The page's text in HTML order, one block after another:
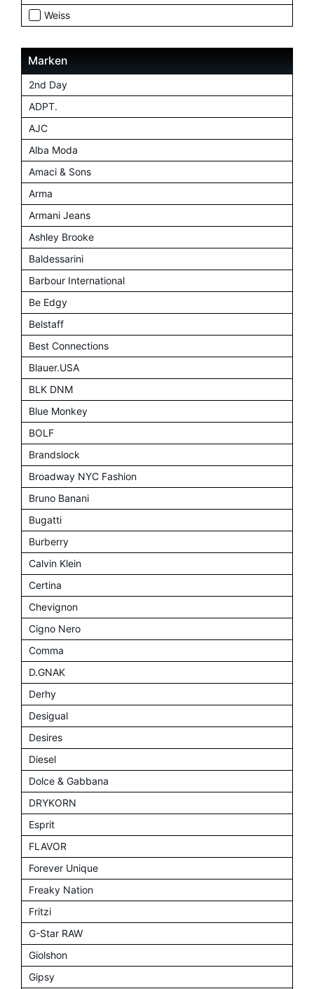
Weiss
Marken
2nd Day
ADPT.
AJC
Alba Moda
Amaci & Sons
Arma
Armani Jeans
Ashley Brooke
Baldessarini
Barbour International
Be Edgy
Belstaff
Best Connections
Blauer.USA
BLK DNM
Blue Monkey
BOLF
Brandslock
Broadway NYC Fashion
Bruno Banani
Bugatti
Burberry
Calvin Klein
Certina
Chevignon
Cigno Nero
Comma
D.GNAK
Derhy
Desigual
Desires
Diesel
Dolce & Gabbana
DRYKORN
Esprit
FLAVOR
Forever Unique
Freaky Nation
Fritzi
G-Star RAW
Giolshon
Gipsy